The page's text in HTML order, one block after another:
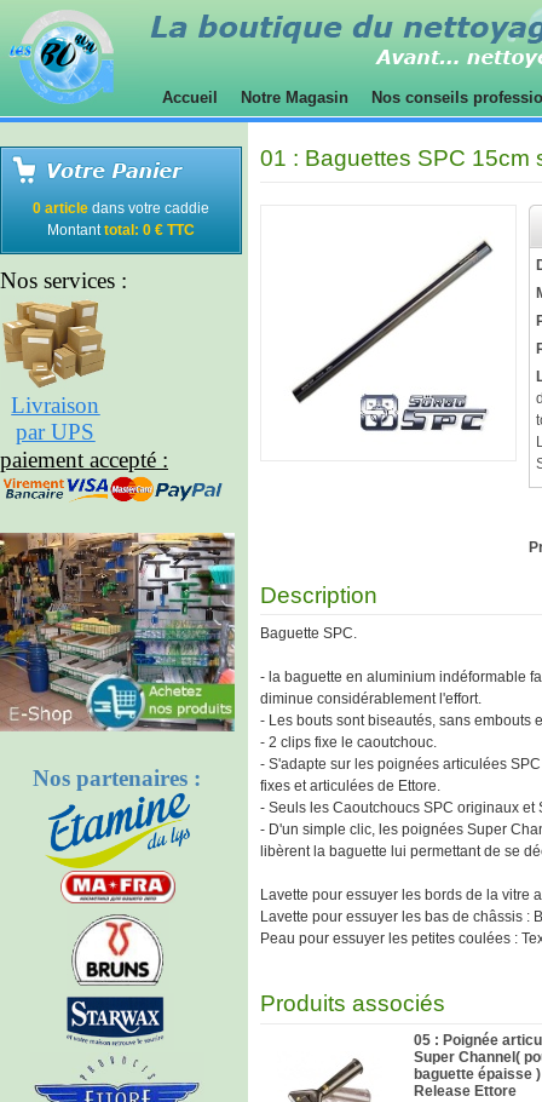
Accueil Notre Magasin Nos conseils
0 article dans votre caddie
Montanttotal: 0 € TTC
Nos services :
Livraison
par UPS
paiement accepté :
Nos partenaires :
01 : Baguettes SPC 15cm
Description
Baguette SPC.
- la baguette en aluminium indéformable
diminue considérablement l'effort.
- Les bouts sont biseautés, sans embouts
- 2 clips fixe le caoutchouc.
- S'adapte sur les poignées articulées
fixes et articulées de Ettore.
- Seuls les Caoutchoucs SPC originaux et
- D'un simple clic, les poignées Super
libèrent la baguette lui permettant de se
Lavette pour essuyer les bords de la vitre
Lavette pour essuyer les bas de châssis :
Peau pour essuyer les petites coulées :
Produits associés
05 : Poignée
Super Channel(
baguette épaisse
Release Ettore